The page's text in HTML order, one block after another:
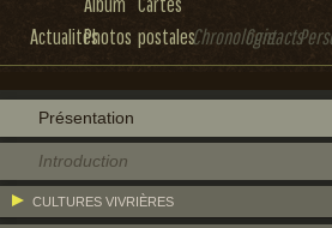
ActualitésPhotos postalesChronologieContacts
Présentation
Introduction
CULTURES VIVRIÈRES